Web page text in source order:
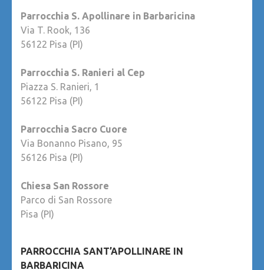
Parrocchia S. Apollinare in Barbaricina
Via T. Rook, 136
56122 Pisa (PI)
Parrocchia S. Ranieri al Cep
Piazza S. Ranieri, 1
56122 Pisa (PI)
Parrocchia Sacro Cuore
Via Bonanno Pisano, 95
56126 Pisa (PI)
Chiesa San Rossore
Parco di San Rossore
Pisa (PI)
PARROCCHIA SANT’APOLLINARE IN
BARBARICINA